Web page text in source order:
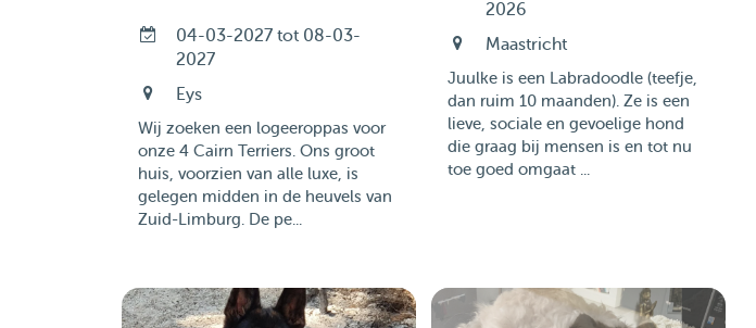
04-03-2027 tot 08-03-
2027
Eys
Wij zoeken een logeeroppas voor
onze 4 Cairn Terriers. Ons groot
huis, voorzien van alle luxe, is
gelegen midden in de heuvels van
Zuid-Limburg. De pe...
2026
Maastricht
Juulke is een Labradoodle (teefje,
dan ruim 10 maanden). Ze is een
lieve, sociale en gevoelige hond
die graag bij mensen is en tot nu
toe goed omgaat ...